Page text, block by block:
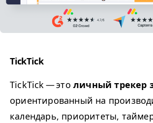
TickTick
TickTick — это личный трекер
ориентированный на
календарь, приоритеты,